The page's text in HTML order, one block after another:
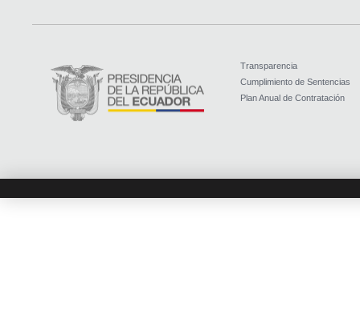
Transparencia
Cumplimiento de Sentencias
Plan Anual de Contratación